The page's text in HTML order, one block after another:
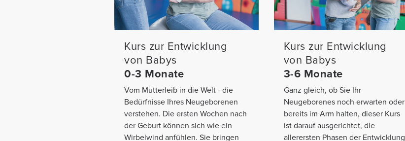
Kurs zur Entwicklung
von Babys
0-3 Monate
Vom Mutterleib in die Welt - die
Bedürfnisse Ihres Neugeborenen
verstehen. Die ersten Wochen nach
der Geburt können sich wie ein
Wirbelwind anfühlen. Sie bringen
Kurs zur Entwicklung
von Babys
3-6 Monate
Ganz gleich, ob Sie Ihr
Neugeborenes noch erwarten oder
bereits im Arm halten, dieser Kurs
ist darauf ausgerichtet, die
allerersten Phasen der Entwicklung